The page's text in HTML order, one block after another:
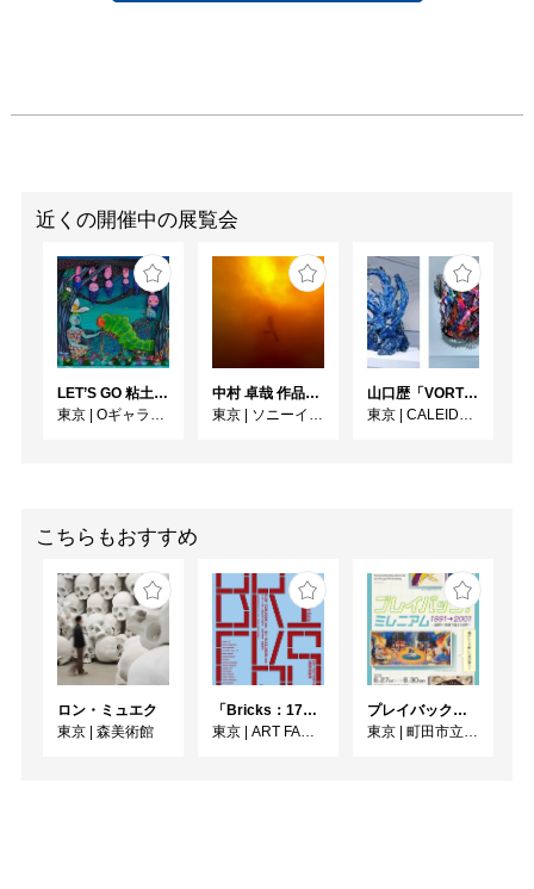
近くの開催中の展覧会
LET’S GO 粘土（クレイ）ジ−
東京
Oギャラリー
中村 卓哉 作品展 鬼界
東京
ソニーイメージングギャラリー
⼭⼝歴「VORTEX」
東京
CALEIDO GINZA THE HUB
こちらもおすすめ
ロン・ミュエク
東京
森美術館
「Bricks：17人のかたち」
東京
ART FACTORY城南島
プレイバック！ミレニアム1991→2001 版画が／版画で越えた境界
東京
町田市立国際版画美術館